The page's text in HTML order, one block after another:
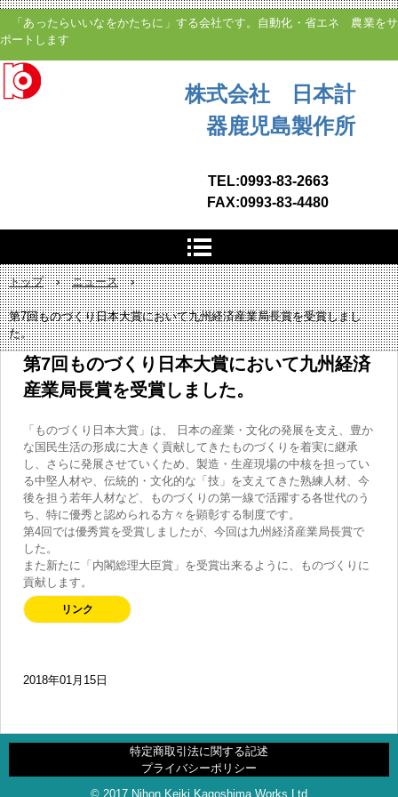
「あったらいいなをかたちに」する会社です。自動化・省エネ 農業をサ
ポートします
株式会社 日本計
器鹿児島製作所
TEL:0993-83-2663
FAX:0993-83-4480
トップ › ニュース ›
第7回ものづくり日本大賞において九州経済産業局長賞を受賞しまし
た。
第7回ものづくり日本大賞において九州経済
産業局長賞を受賞しました。
「ものづくり日本大賞」は、 日本の産業・文化の発展を支え、豊か
な国民生活の形成に大きく貢献してきたものづくりを着実に継承
し、さらに発展させていくため、製造・生産現場の中核を担ってい
る中堅人材や、伝統的・文化的な「技」を支えてきた熟練人材、今
後を担う若年人材など、ものづくりの第一線で活躍する各世代のう
ち、特に優秀と認められる方々を顕彰する制度です。
第4回では優秀賞を受賞しましたが、今回は九州経済産業局長賞で
した。
また新たに「内閣総理大臣賞」を受賞出来るように、ものづくりに
貢献します。
リンク
2018年01月15日
特定商取引法に関する記述
プライバシーポリシー
© 2017 Nihon Keiki Kagoshima Works,Ltd